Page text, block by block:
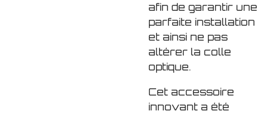
afin de garantir une
parfaite installation
et ainsi ne pas
altérer la colle
optique.
Cet accessoire
innovant a été